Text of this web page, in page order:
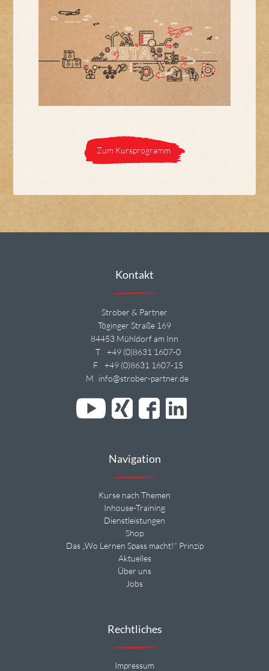
Zum Kursprogramm
Kontakt
Strober & Partner
Töginger Straße 169
84453 Mühldorf am Inn
T
+49 (0)8631 1607-0
F
+49 (0)8631 1607-15
M info@strober-partner.de
Navigation
Kurse nach Themen
Inhouse-Training
Dienstleistungen
Shop
Das „Wo Lernen Spass macht!“ Prinzip
Aktuelles
Über uns
Jobs
Rechtliches
Impressum